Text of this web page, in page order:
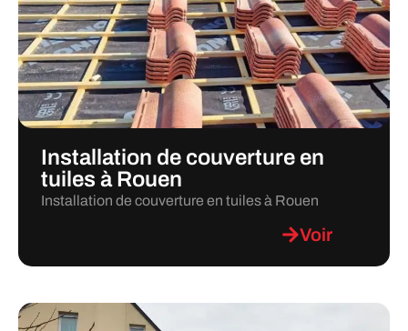
Installation de couverture en
tuiles à Rouen
Installation de couverture en tuiles à Rouen
Voir